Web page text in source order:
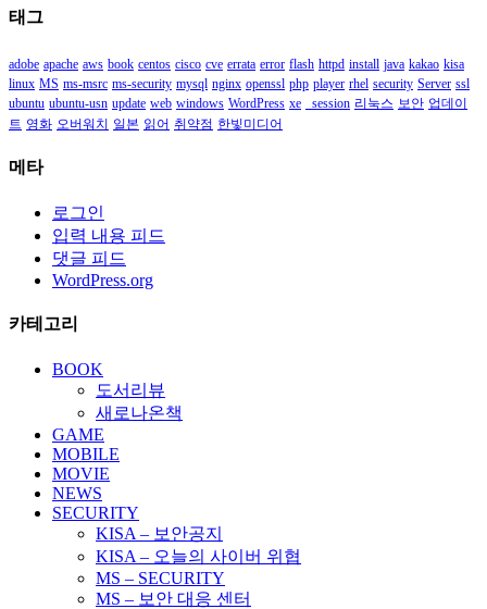
함
태그
adobe apache aws book centos cisco cve errata error flash httpd install java kakao kisa
linux MS ms-msrc ms-security mysql nginx openssl php player rhel security Server ssl
ubuntu ubuntu-usn update web windows WordPress xe _session 리눅스 보안 업데이
트 영화 오버워치 일본 읽어 취약점 한빛미디어
메타
로그인
입력 내용 피드
댓글 피드
WordPress.org
카테고리
BOOK
도서리뷰
새로나온책
GAME
MOBILE
MOVIE
NEWS
SECURITY
KISA – 보안공지
KISA – 오늘의 사이버 위협
MS – SECURITY
MS – 보안 대응 센터